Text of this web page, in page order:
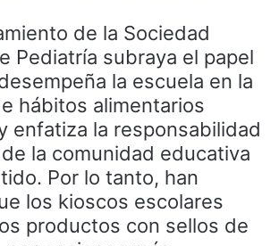
de la Sociedad
Pediatría subraya el papel
la escuela en la
hábitos alimentarios
enfatiza la responsabilidad
la comunidad educativa
Por lo tanto, han
los kioscos escolares
productos con sellos de